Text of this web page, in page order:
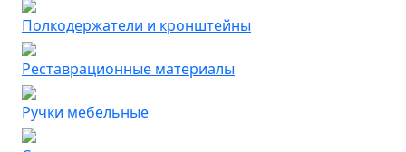
Полкодержатели и кронштейны
Реставрационные материалы
Ручки мебельные